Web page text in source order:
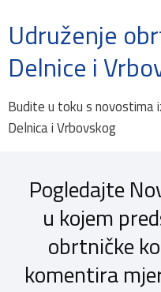
Udruženje
Delnice i
Budite u toku s novostima
Delnica i Vrbovskog
Pogledajte
u kojem
obrtničke
komentira